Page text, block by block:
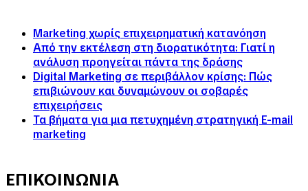
Marketing χωρίς επιχειρηματική κατανόηση
Από την εκτέλεση στη διορατικότητα: Γιατί η
ανάλυση προηγείται πάντα της δράσης
Digital Marketing σε περιβάλλον κρίσης: Πώς
επιβιώνουν και δυναμώνουν οι σοβαρές
επιχειρήσεις
Τα βήματα για μια πετυχημένη στρατηγική E-mail
marketing
ΕΠΙΚΟΙΝΩΝΙΑ